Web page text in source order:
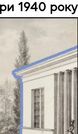
1940 року